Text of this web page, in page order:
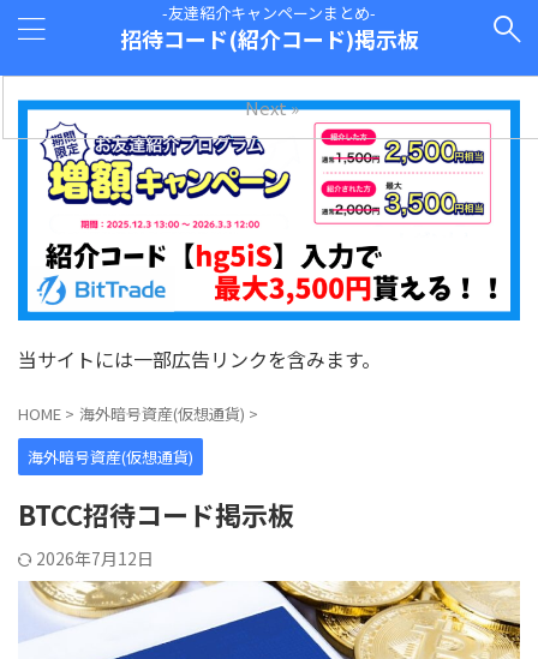
-友達紹介キャンペーンまとめ-
招待コード(紹介コード)掲示板
当サイトには一部広告リンクを含みます。
HOME > 海外暗号資産(仮想通貨) >
海外暗号資産(仮想通貨)
BTCC招待コード掲示板
2026年7月12日
Next »